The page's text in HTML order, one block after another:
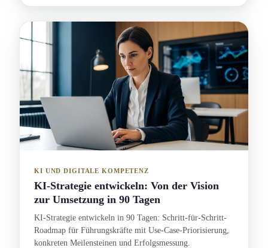
KI UND DIGITALE KOMPETENZ
KI-Strategie entwickeln: Von der Vision
zur Umsetzung in 90 Tagen
KI-Strategie entwickeln in 90 Tagen: Schritt-für-Schritt-
Roadmap für Führungs­kräfte mit Use-Case-Priorisierung,
konkreten Meilensteinen und Erfolgsmessung.